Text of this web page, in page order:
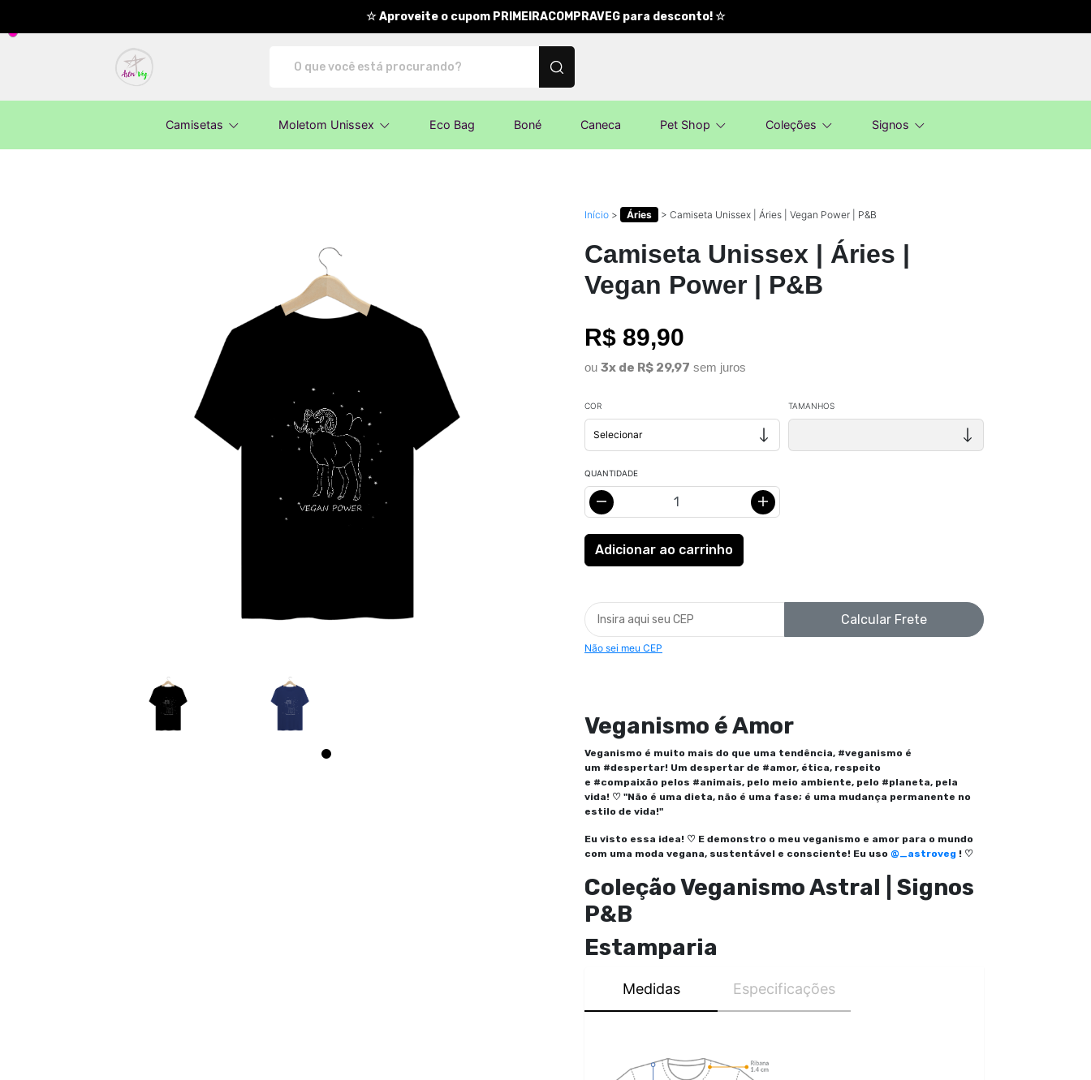
☆ Aproveite o cupom PRIMEIRACOMPRAVEG para desconto! ☆
Camisetas Moletom Unissex Eco Bag Boné Caneca Pet Shop Coleções Signos
Início > Áries > Camiseta Unissex | Áries | Vegan Power | P&B
Camiseta Unissex | Áries |
Vegan Power | P&B
R$ 89,90
ou 3x de R$ 29,97 sem juros
COR TAMANHOS
QUANTIDADE
Calcular Frete
Não sei meu CEP
Veganismo é Amor
Veganismo é muito mais do que uma tendência, #veganismo é
um #despertar! Um despertar de #amor, ética, respeito
e #compaixão pelos #animais, pelo meio ambiente, pelo #planeta, pela
vida! ♡ "Não é uma dieta, não é uma fase; é uma mudança permanente no
estilo de vida!"
Eu visto essa idea! ♡ E demonstro o meu veganismo e amor para o mundo
com uma moda vegana, sustentável e consciente! Eu uso @_astroveg ! ♡
Coleção Veganismo Astral | Signos
P&B
Estamparia
Medidas Especificações